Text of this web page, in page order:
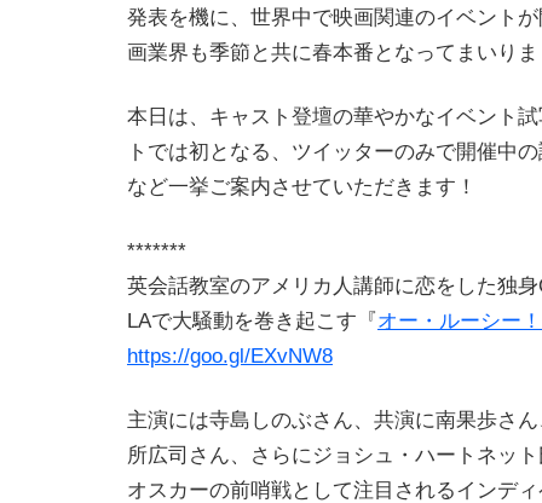
発表を機に、世界中で映画関連のイベント
画業界も季節と共に春本番となってまいり
本日は、キャスト登壇の華やかなイベント
トでは初となる、ツイッターのみで開催中
など一挙ご案内させていただきます！
*******
英会話教室のアメリカ人講師に恋をした独
LAで大騒動を巻き起こす『オー・ルーシー！
https://goo.gl/EXvNW8
主演には寺島しのぶさん、共演に南果歩さ
所広司さん、さらにジョシュ・ハートネッ
オスカーの前哨戦として注目されるインデ